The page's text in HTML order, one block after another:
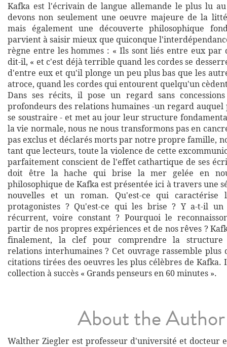
Kafka est l'écrivain de langue allemande le plus lu
devons non seulement une oeuvre majeure de la
mais également une découverte philosophique
parvient à saisir mieux que quiconque
règne entre les hommes : « Ils sont liés entre eux par
dit-il, « et c'est déjà terrible quand les cordes se
d'entre eux et qu'il plonge un peu plus bas que les
atroce, quand les cordes qui entourent quelqu'un
Dans ses récits, il pose un regard sans
profondeurs des relations humaines -un regard auquel
se soustraire - et met au jour leur structure
la vie normale, nous ne nous transformons pas en
pas exclus et déclarés morts par notre propre famille,
tant que lecteurs, toute la violence de cette
parfaitement conscient de l'effet cathartique de ses
doit être la hache qui brise la mer gelée en
philosophique de Kafka est présentée ici à travers une
nouvelles et un roman. Qu'est-ce qui caractérise
protagonistes ? Qu'est-ce qui les brise ? Y a-t-il
récurrent, voire constant ? Pourquoi le
partir de nos propres expériences et de nos rêves ?
finalement, la clef pour comprendre la structure
relations interhumaines ? Cet ouvrage rassemble plus
citations tirées des oeuvres les plus célèbres de Kafka.
collection à succès « Grands penseurs en 60 minutes ».
About the Author
Walther Ziegler est professeur d'université et docteur